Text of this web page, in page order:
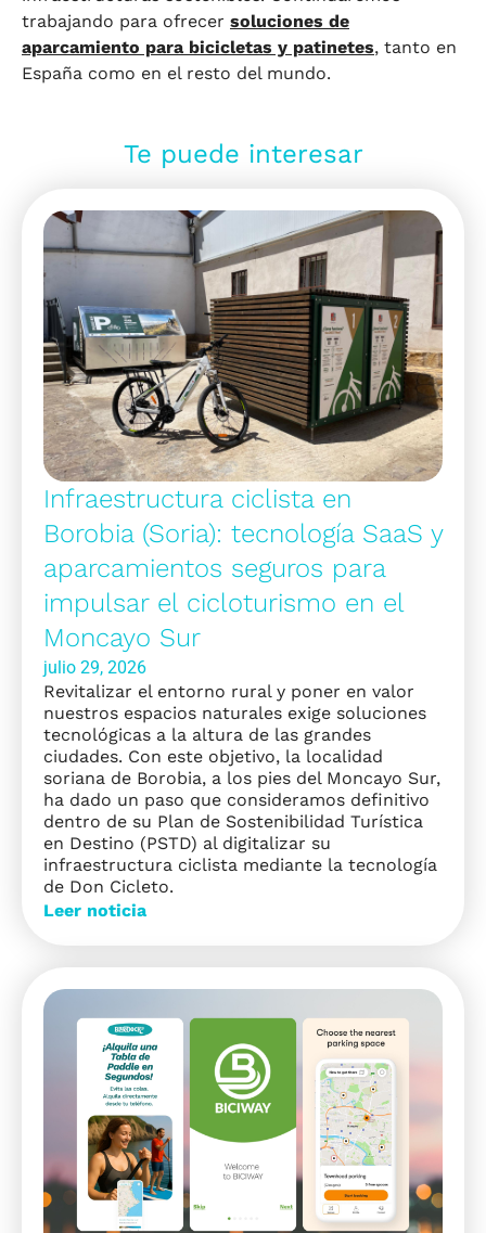
trabajando para ofrecer soluciones de
aparcamiento para bicicletas y patinetes, tanto en
España como en el resto del mundo.
Te puede interesar
Infraestructura ciclista en
Borobia (Soria): tecnología SaaS y
aparcamientos seguros para
impulsar el cicloturismo en el
Moncayo Sur
julio 29, 2026
Revitalizar el entorno rural y poner en valor
nuestros espacios naturales exige soluciones
tecnológicas a la altura de las grandes
ciudades. Con este objetivo, la localidad
soriana de Borobia, a los pies del Moncayo Sur,
ha dado un paso que consideramos definitivo
dentro de su Plan de Sostenibilidad Turística
en Destino (PSTD) al digitalizar su
infraestructura ciclista mediante la tecnología
de Don Cicleto.
Leer noticia